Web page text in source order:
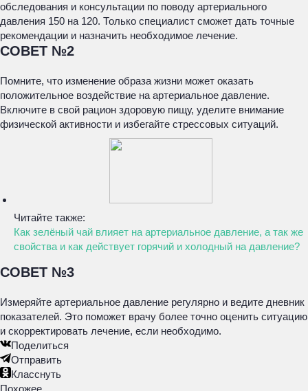
обследования и консультации по поводу артериального
давления 150 на 120. Только специалист сможет дать точные
рекомендации и назначить необходимое лечение.
СОВЕТ №2
Помните, что изменение образа жизни может оказать
положительное воздействие на артериальное давление.
Включите в свой рацион здоровую пищу, уделите внимание
физической активности и избегайте стрессовых ситуаций.
Читайте также:
Как зелёный чай влияет на артериальное давление, а так же
свойства и как действует горячий и холодный на давление?
СОВЕТ №3
Измеряйте артериальное давление регулярно и ведите дневник
показателей. Это поможет врачу более точно оценить ситуацию
и скорректировать лечение, если необходимо.
Поделиться
Отправить
Класснуть
Похожее